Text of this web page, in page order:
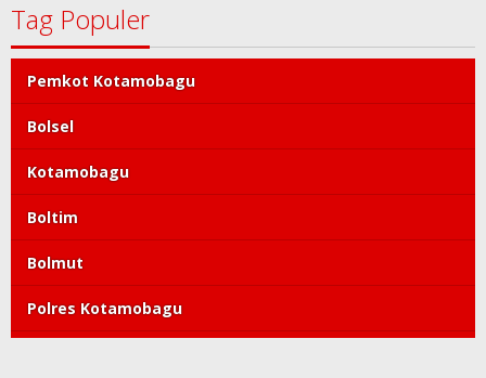
Tag Populer
Pemkot Kotamobagu
Bolsel
Kotamobagu
Boltim
Bolmut
Polres Kotamobagu